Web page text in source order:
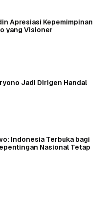
Apresiasi Kepemimpinan
yang Visioner
Jadi Dirigen Handal
Indonesia Terbuka bagi
Nasional Tetap